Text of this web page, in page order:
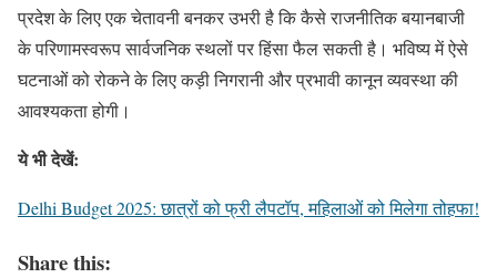
प्रदेश के लिए एक चेतावनी बनकर उभरी है कि कैसे राजनीतिक बयानबाजी
के परिणामस्वरूप सार्वजनिक स्थलों पर हिंसा फैल सकती है। भविष्य में ऐसे
घटनाओं को रोकने के लिए कड़ी निगरानी और प्रभावी कानून व्यवस्था की
आवश्यकता होगी।
ये भी देखें:
Delhi Budget 2025: छात्रों को फ्री लैपटॉप, महिलाओं को मिलेगा तोहफा!
Share this: